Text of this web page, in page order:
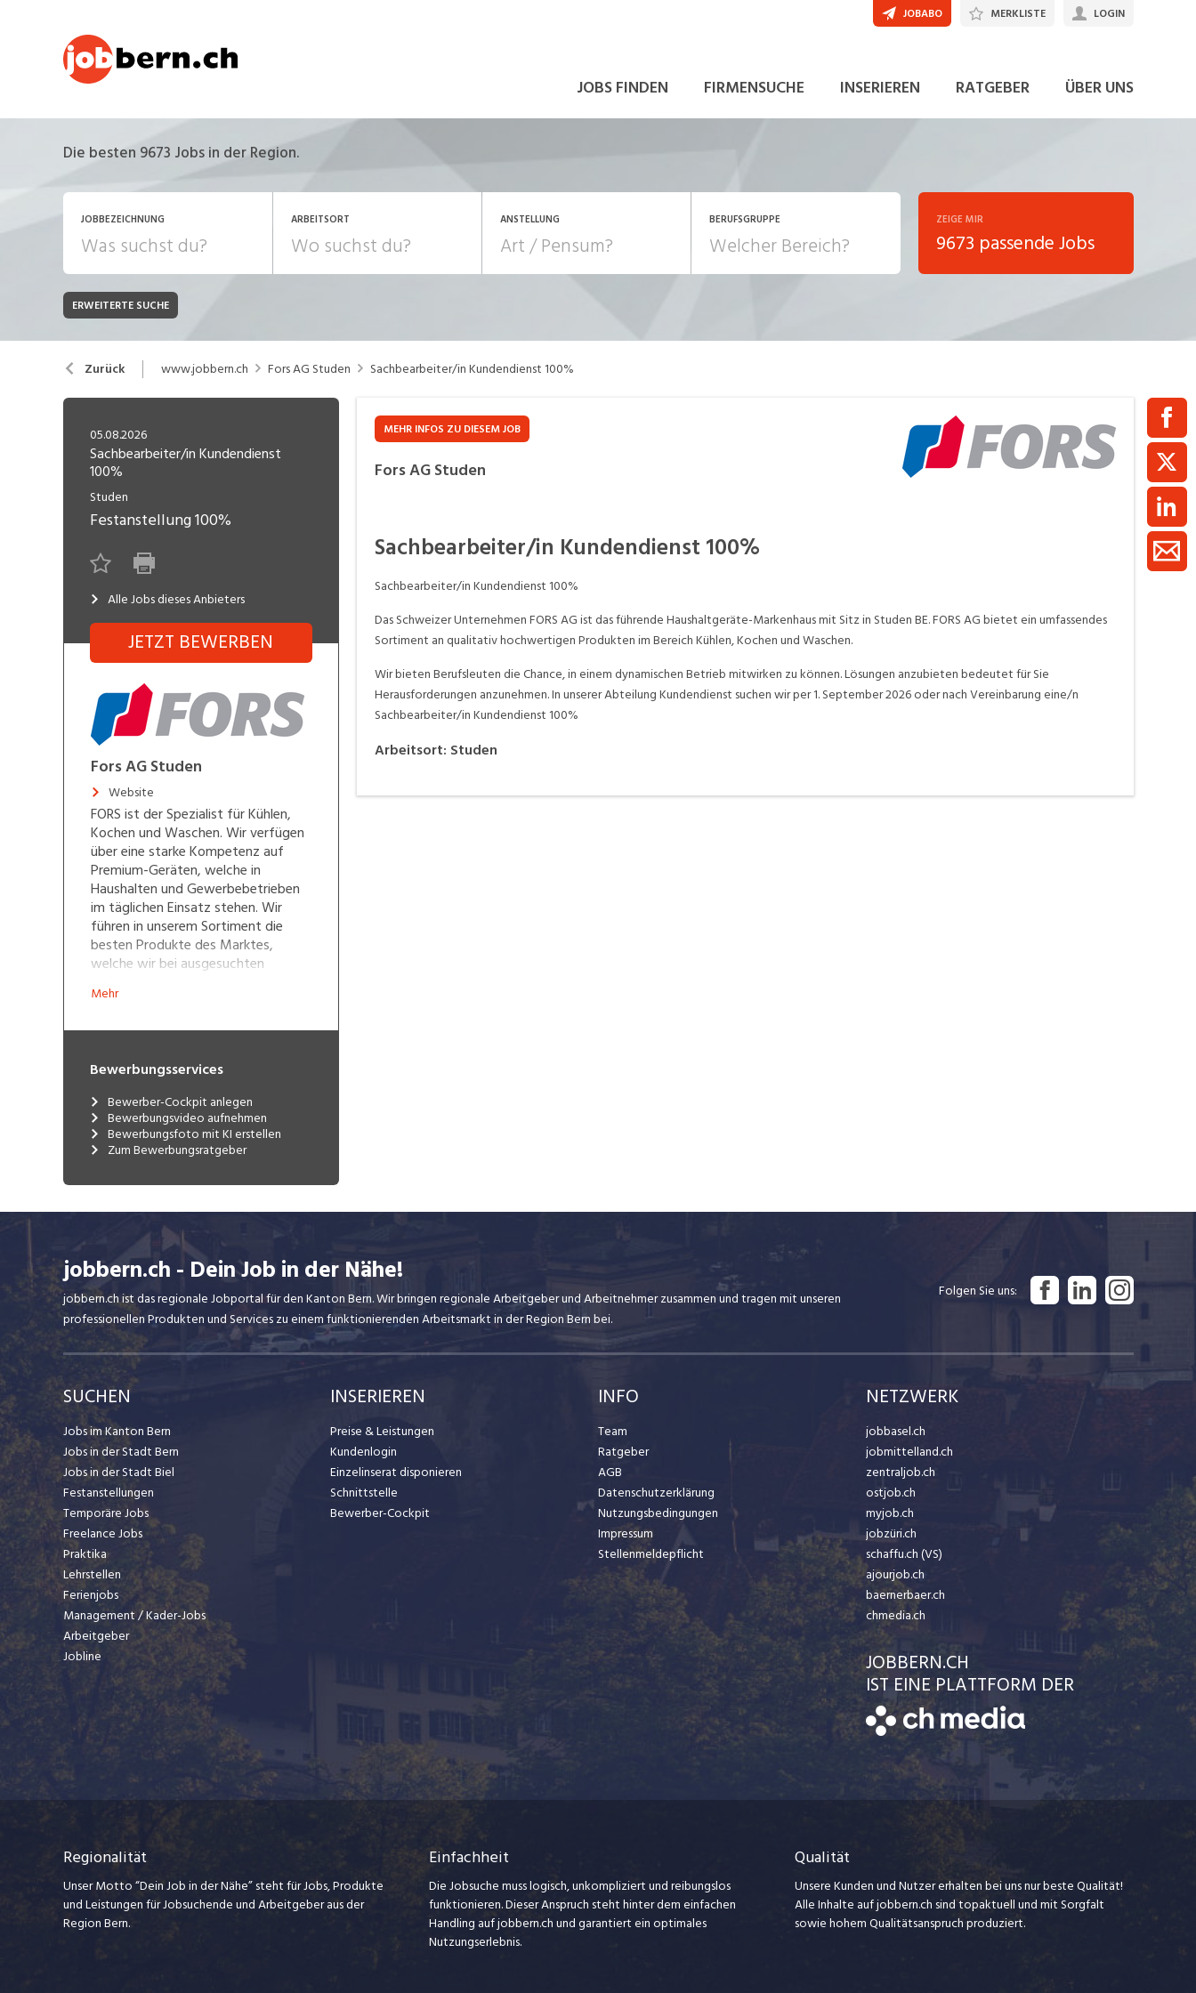
JOBS FINDEN FIRMENSUCHE INSERIEREN RATGEBER ÜBER UNS
JOBABO MERKLISTE LOGIN
Die besten 9673 Jobs in der Region.
JOBBEZEICHNUNG ARBEITSORT ANSTELLUNG
JOB-TYP
Festanstellung
Temporär (befristet)
Freelance
Lehrstelle
BERUFSGRUPPE
Bank, Versicherung
Chemie, Pharma, Biotechnologie
Consulting, Human Resources
Engineering, Technik, Architektur
Finanzen, Controlling, Treuhand,
Recht
Gastronomie, Hotellerie,
Tourismus, Lebensmittel
Immobilien, Facility Management,
Informatik, Telekommunikation
Verwaltung
Körperpflege, Wellness
Marketing, Kommunikation,
Medien, Druck
Mechanik, Elektronik, Optik
Sicherheit, Rettung, Polizei, Zoll
Verkauf, Handel, Kundenberatung,
Aussendienst
ZEIGE MIR
9673 passende Jobs
ERWEITERTE SUCHE
Zurück www.jobbern.ch Fors AG Studen Sachbearbeiter/in Kundendienst 100%
JETZT BEWERBEN
05.08.2026
Sachbearbeiter/in Kundendienst
100%
Studen
Festanstellung100%
Alle Jobs dieses Anbieters
JETZT BEWERBEN
Fors AG Studen
Website
FORS ist der Spezialist für Kühlen,
Kochen und Waschen. Wir verfügen
über eine starke Kompetenz auf
Premium-Geräten, welche in
Haushalten und Gewerbebetrieben
im täglichen Einsatz stehen. Wir
führen in unserem Sortiment die
besten Produkte des Marktes,
welche wir bei ausgesuchten
sind wir wählerisch und arbeiten nur
zusammen. Wir achten bei unserem
Design, Komfort, Zuverlässigkeit
und auf eine Nachhaltigkeit zum
Schutze der Umwelt.
Unser oberstes Ziel ist es Ihr Leben
angenehmer zu machen, hierzu
Auswahl an führenden
Haushaltgeräten im Schweizer
Markt und dies zu einem
hervorragenden Preis-
Leistungsverhältnis.
Mehr
Bewerbungsservices
Bewerber-Cockpit anlegen
Bewerbungsvideo aufnehmen
Bewerbungsfoto mit KI erstellen
Zum Bewerbungsratgeber
MEHR INFOS ZU DIESEM JOB
Fors AG Studen
Sachbearbeiter/in Kundendienst 100%
Sachbearbeiter/in Kundendienst 100%
Das Schweizer Unternehmen FORS AG ist das führende Haushaltgeräte-Markenhaus mit Sitz in Studen BE. FORS AG bietet ein umfassendes
Sortiment an qualitativ hochwertigen Produkten im Bereich Kühlen, Kochen und Waschen.
Wir bieten Berufsleuten die Chance, in einem dynamischen Betrieb mitwirken zu können. Lösungen anzubieten bedeutet für Sie
Herausforderungen anzunehmen. In unserer Abteilung Kundendienst suchen wir per 1. September 2026 oder nach Vereinbarung eine/n
Sachbearbeiter/in Kundendienst 100%
Arbeitsort: Studen
jobbern.ch - Dein Job in der Nähe!
jobbern.ch ist das regionale Jobportal für den Kanton Bern. Wir bringen regionale Arbeitgeber und Arbeitnehmer zusammen und tragen mit unseren
professionellen Produkten und Services zu einem funktionierenden Arbeitsmarkt in der Region Bern bei.
Folgen Sie uns
SUCHEN
Jobs im Kanton Bern
Jobs in der Stadt Bern
Jobs in der Stadt Biel
Festanstellungen
Temporäre Jobs
Freelance Jobs
Praktika
Lehrstellen
Ferienjobs
Management / Kader-Jobs
Arbeitgeber
Jobline
INSERIEREN
Preise & Leistungen
Kundenlogin
Einzelinserat disponieren
Schnittstelle
Bewerber-Cockpit
INFO
Team
Ratgeber
AGB
Datenschutzerklärung
Nutzungsbedingungen
Impressum
Stellenmeldepflicht
NETZWERK
jobbasel.ch
jobmittelland.ch
zentraljob.ch
ostjob.ch
myjob.ch
jobzüri.ch
schaffu.ch (VS)
ajourjob.ch
baernerbaer.ch
chmedia.ch
JOBBERN.CH
IST EINE PLATTFORM DER
Regionalität
Unser Motto “Dein Job in der Nähe” steht für Jobs, Produkte
und Leistungen für Jobsuchende und Arbeitgeber aus der
Region Bern.
Einfachheit
Die Jobsuche muss logisch, unkompliziert und reibungslos
funktionieren. Dieser Anspruch steht hinter dem einfachen
Handling auf jobbern.ch und garantiert ein optimales
Nutzungserlebnis.
Qualität
Unsere Kunden und Nutzer erhalten bei uns nur beste Qualität!
Alle Inhalte auf jobbern.ch sind topaktuell und mit Sorgfalt
sowie hohem Qualitätsanspruch produziert.